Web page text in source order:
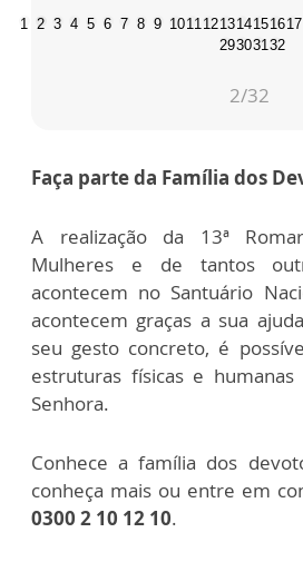
1 2 3 4 5 6 7 8 9 1011121314151617
29303132
2/32
Faça parte da Família dos
A realização da 13ª
Mulheres e de tantos
acontecem no Santuário
acontecem graças a sua
seu gesto concreto, é
estruturas físicas e
Senhora.
Conhece a família dos
conheça mais ou entre em
0300 2 10 12 10.